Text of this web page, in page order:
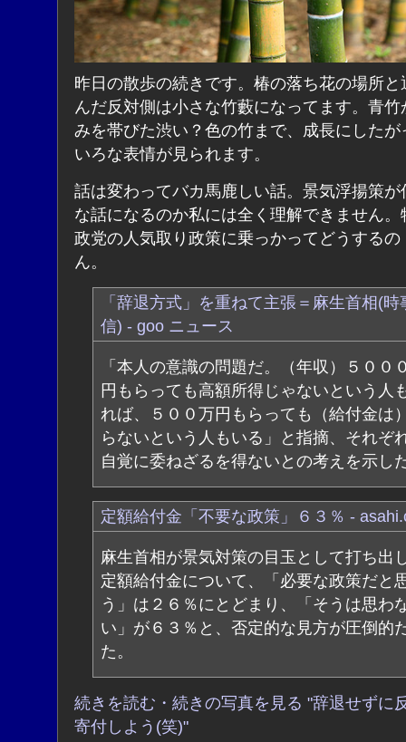
昨日の散歩の続きです。椿の落ち花の場所と
んだ反対側は小さな竹藪になってます。青竹
みを帯びた渋い？色の竹まで、成長にしたが
いろな表情が見られます。
話は変わってバカ馬鹿しい話。景気浮揚策が
な話になるのか私には全く理解できません。
政党の人気取り政策に乗っかってどうするの
ん。
「辞退方式」を重ねて主張＝麻生首相(時
信) - goo ニュース
「本人の意識の問題だ。（年収）５００
円もらっても高額所得じゃないという人
れば、５００万円もらっても（給付金は
らないという人もいる」と指摘、それぞ
自覚に委ねざるを得ないとの考えを示し
定額給付金「不要な政策」６３％ -
麻生首相が景気対策の目玉として打ち出
定額給付金について、「必要な政策だと
う」は２６％にとどまり、「そうは思わ
い」が６３％と、否定的な見方が圧倒的
た。
続きを読む・続きの写真を見る "辞退せずに
寄付しよう(笑)"